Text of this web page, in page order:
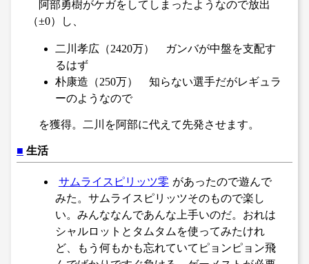
阿部勇樹がケガをしてしまったようなので放出
（±0）し、
二川孝広（2420万） ガンバが中盤を支配す
るはず
朴康造（250万） 知らない選手だがレギュラ
ーのようなので
を獲得。二川を阿部に代えて先発させます。
■ 生活
サムライスピリッツ零 があったので遊んで
みた。サムライスピリッツそのもので楽し
い。みんななんであんな上手いのだ。おれは
シャルロットとタムタムを使ってみたけれ
ど、もう何もかも忘れていてピョンピョン飛